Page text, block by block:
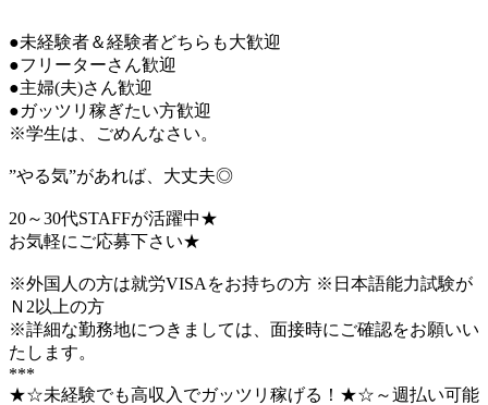
●未経験者＆経験者どちらも大歓迎
●フリーターさん歓迎
●主婦(夫)さん歓迎
●ガッツリ稼ぎたい方歓迎
※学生は、ごめんなさい。
”やる気”があれば、大丈夫◎
20～30代STAFFが活躍中★
お気軽にご応募下さい★
※外国人の方は就労VISAをお持ちの方 ※日本語能力試験が
Ｎ2以上の方
※詳細な勤務地につきましては、面接時にご確認をお願いい
たします。
***
★☆未経験でも高収入でガッツリ稼げる！★☆～週払い可能